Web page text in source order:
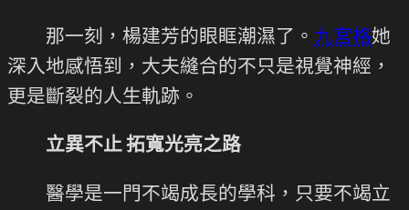
那一刻，楊建芳的眼眶潮濕了。 九宮格她
深入地感悟到，大夫縫合的不只是視覺神經，
更是斷裂的人生軌跡。
立異不止 拓寬光亮之路
醫學是一門不竭成長的學科，只要不竭立